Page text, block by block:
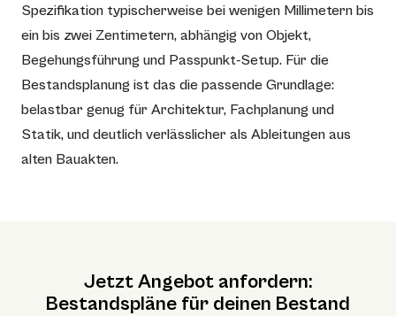
Spezifikation typischerweise bei wenigen Millimetern bis
ein bis zwei Zentimetern, abhängig von Objekt,
Begehungsführung und Passpunkt-Setup. Für die
Bestandsplanung ist das die passende Grundlage:
belastbar genug für Architektur, Fachplanung und
Statik, und deutlich verlässlicher als Ableitungen aus
alten Bauakten.
Jetzt Angebot anfordern:
Bestandspläne für deinen Bestand